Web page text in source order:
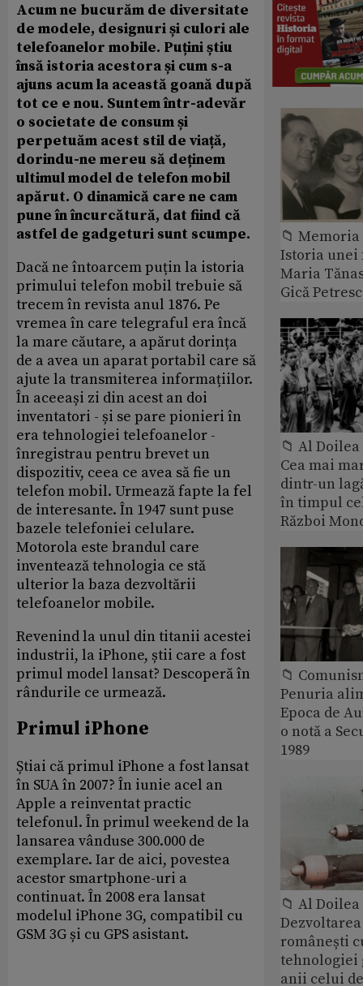
Acum ne bucurăm de diversitate
de modele, designuri și culori ale
telefoanelor mobile. Puțini știu
însă istoria acestora și cum s-a
ajuns acum la această goană după
tot ce e nou. Suntem într-adevăr
o societate de consum și
perpetuăm acest stil de viață,
dorindu-ne mereu să deținem
ultimul model de telefon mobil
apărut. O dinamică care ne cam
pune în încurcătură, dat fiind că
astfel de gadgeturi sunt scumpe.
Dacă ne întoarcem puțin la istoria
primului telefon mobil trebuie să
trecem în revista anul 1876. Pe
vremea în care telegraful era încă
la mare căutare, a apărut dorința
de a avea un aparat portabil care să
ajute la transmiterea informațiilor.
În aceeași zi din acest an doi
inventatori - și se pare pionieri în
era tehnologiei telefoanelor -
înregistrau pentru brevet un
dispozitiv, ceea ce avea să fie un
telefon mobil. Urmează fapte la fel
de interesante. În 1947 sunt puse
bazele telefoniei celulare.
Motorola este brandul care
inventează tehnologia ce stă
ulterior la baza dezvoltării
telefoanelor mobile.
Revenind la unul din titanii acestei
industrii, la iPhone, știi care a fost
primul model lansat? Descoperă în
rândurile ce urmează.
Primul iPhone
Știai că primul iPhone a fost lansat
în SUA în 2007? În iunie acel an
Apple a reinventat practic
telefonul. În primul weekend de la
lansarea vânduse 300.000 de
exemplare. Iar de aici, povestea
acestor smartphone-uri a
continuat. În 2008 era lansat
modelul iPhone 3G, compatibil cu
GSM 3G și cu GPS asistant.
📁
Istoria
Maria
Gică
📁 Al
Cea mai
dintr-un
în timpul
Război
📁
Penuria
Epoca de
o notă a
1989
📁 Al
românești
tehnologiei
anii celui